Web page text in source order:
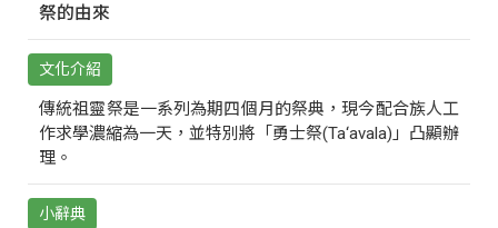
祭的由來
文化介紹
傳統祖靈祭是一系列為期四個月的祭典，現今配合族人工
作求學濃縮為一天，並特別將「勇士祭(Ta‘avala)」凸顯辦
理。
小辭典